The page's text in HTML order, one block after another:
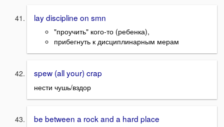
lay discipline on smn
"проучить" кого-то (ребенка),
прибегнуть к дисциплинарным мерам
spew (all your) crap
нести чушь/вздор
be between a rock and a hard place